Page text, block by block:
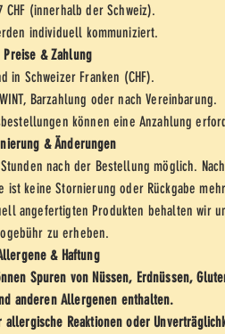
CHF (innerhalb der Schweiz).
individuell kommuniziert.
Preise & Zahlung
in Schweizer Franken (CHF).
Barzahlung oder nach Vereinbarung.
können eine Anzahlung
& Änderungen
nach der Bestellung möglich.
ist keine Stornierung oder Rückgabe
angefertigten Produkten behalten wir
zu erheben.
& Haftung
Spuren von Nüssen, Erdnüssen,
anderen Allergenen enthalten.
Reaktionen oder